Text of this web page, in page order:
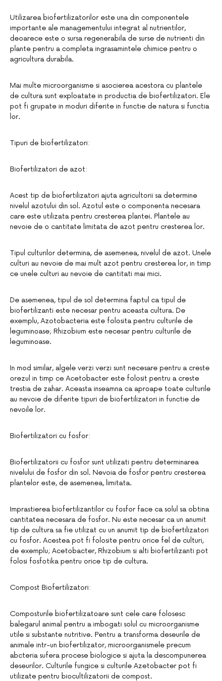
Utilizarea biofertilizatorilor este una din componentele
importante ale managementului integrat al nutrientilor,
deoarece este o sursa regenerabila de surse de nutrienti din
plante pentru a completa ingrasamintele chimice pentru o
agricultura durabila.
Mai multe microorganisme si asocierea acestora cu plantele
de cultura sunt exploatate in productia de biofertilizatori. Ele
pot fi grupate in moduri diferite in functie de natura si functia
lor.
Tipuri de biofertilizatori:
Biofertilizatori de azot:
Acest tip de biofertilizatori ajuta agricultorii sa determine
nivelul azotului din sol. Azotul este o componenta necesara
care este utilizata pentru cresterea plantei. Plantele au
nevoie de o cantitate limitata de azot pentru cresterea lor.
Tipul culturilor determina, de asemenea, nivelul de azot. Unele
culturi au nevoie de mai mult azot pentru cresterea lor, in timp
ce unele culturi au nevoie de cantitati mai mici.
De asemenea, tipul de sol determina faptul ca tipul de
biofertilizanti este necesar pentru aceasta cultura. De
exemplu, Azotobacteria este folosita pentru culturile de
leguminoase; Rhizobium este necesar pentru culturile de
leguminoase.
In mod similar, algele verzi verzi sunt necesare pentru a creste
orezul in timp ce Acetobacter este folosit pentru a creste
trestia de zahar. Aceasta inseamna ca aproape toate culturile
au nevoie de diferite tipuri de biofertilizatori in functie de
nevoile lor.
Biofertilizatori cu fosfor:
Biofertilizatorii cu fosfor sunt utilizati pentru determinarea
nivelului de fosfor din sol. Nevoia de fosfor pentru cresterea
plantelor este, de asemenea, limitata.
Imprastierea biofertilizantilor cu fosfor face ca solul sa obtina
cantitatea necesara de fosfor. Nu este necesar ca un anumit
tip de cultura sa fie utilizat cu un anumit tip de biofertilizatori
cu fosfor. Acestea pot fi folosite pentru orice fel de culturi,
de exemplu; Acetobacter, Rhizobium si alti biofertilizanti pot
folosi fosfotika pentru orice tip de cultura.
Compost Biofertilizatori:
Composturile biofertilizatoare sunt cele care folosesc
balegarul animal pentru a imbogati solul cu microorganisme
utile si substante nutritive. Pentru a transforma deseurile de
animale intr-un biofertilizator, microorganismele precum
abcteria sufera procese biologice si ajuta la descompunerea
deseurilor. Culturile fungice si culturile Azetobacter pot fi
utilizate pentru biocultilizatorii de compost.